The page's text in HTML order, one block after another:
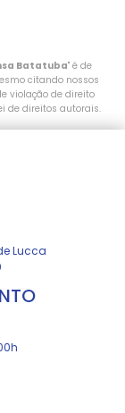
Batatuba" é de
citando nossos
violação de direito
de direitos autorais.
Lucca